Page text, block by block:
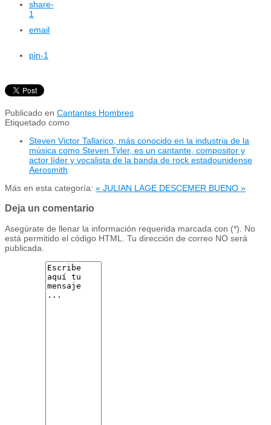
share-
1
email
pin-1
Publicado en Cantantes Hombres
Etiquetado como
Steven Victor Tallarico, más conocido en la industria de la
música como Steven Tyler, es un cantante, compositor y
actor​ líder y vocalista de la banda de rock estadounidense
Aerosmith
Más en esta categoría: « JULIAN LAGE DESCEMER BUENO »
Deja un comentario
Asegúrate de llenar la información requerida marcada con (*). No
está permitido el código HTML. Tu dirección de correo NO será
publicada.